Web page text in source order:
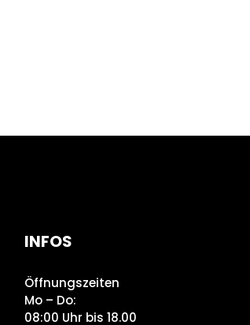
INFOS
Öffnungszeiten
Mo – Do:
08:00 Uhr bis 18.00